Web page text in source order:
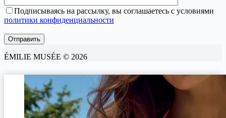
Подписываясь на рассылку, вы соглашаетесь с условиями
политики конфиденциальности
ÉMILIE MUSÉE © 2026